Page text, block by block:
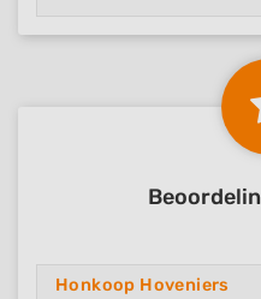
Honkoop Hoveniers